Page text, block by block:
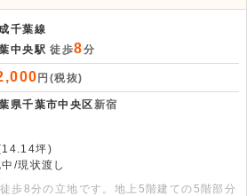
千葉線
中央駅 徒歩8分
円(税抜)
県千葉市中央区新宿
坪)
/現状渡し
歩8分の立地です。地上5階建ての5階部分